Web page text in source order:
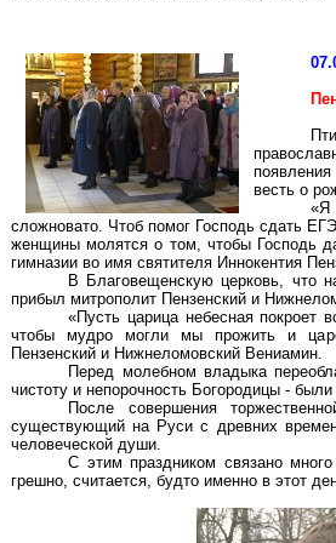
весть о
«Я
сложновато. Чтоб помог Господь сдать
женщины молятся о том, чтобы Господь
гимназии во имя святителя Иннокентия
В Благовещенскую церковь, что
прибыл митрополит Пензенский и
«Пусть царица небесная
чтобы мудро могли мы прожить и
Пензенский и Нижнеломовский Вениамин.
Перед молебном владыка
чистоту и непорочность Богородицы -
После совершения
существующий на Руси с древних
человеческой души.
С этим праздником связано
грешно, считается, будто именно в этот